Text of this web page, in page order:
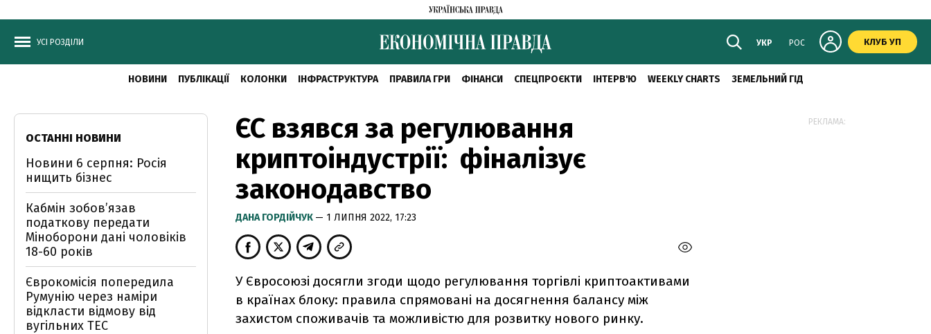
УСІ РОЗДІЛИ УКР РОС КЛУБ УП
НОВИНИ ПУБЛІКАЦІЇ КОЛОНКИ ІНФРАСТРУКТУРА ПРАВИЛА ГРИ ФІНАНСИ СПЕЦПРОЄКТИ ІНТЕРВ'Ю WEEKLY CHARTS ЗЕМЕЛЬНИЙ ГІД
ЄС взявся за регулювання
криптоіндустрії: фіналізує
законодавство
ДАНА ГОРДІЙЧУК — 1 ЛИПНЯ 2022, 17:23
У Євросоюзі досягли згоди щодо регулювання торгівлі криптоактивами
в країнах блоку: правила спрямовані на досягнення балансу між
захистом споживачів та можливістю для розвитку нового ринку.
ОСТАННІ НОВИНИ
Новини 6 серпня: Росія
нищить бізнес
Кабмін зобовʼязав
податкову передати
Міноборони дані чоловіків
18-60 років
Єврокомісія попередила
Румунію через наміри
відкласти відмову від
вугільних ТЕС
РЕКЛАМА: